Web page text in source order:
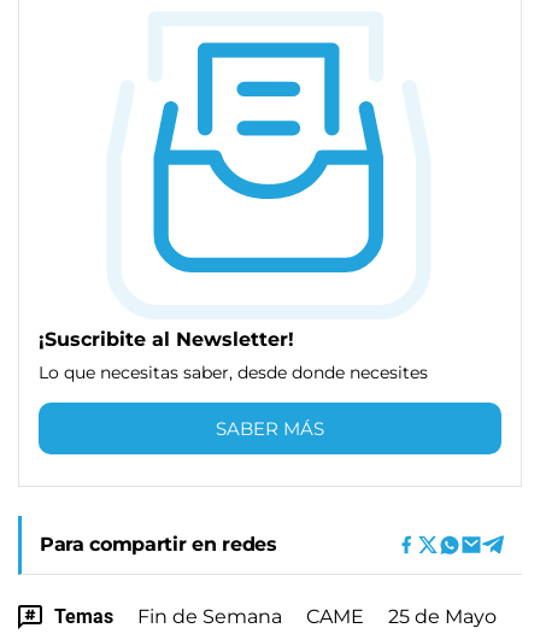
¡Suscribite al Newsletter!
Lo que necesitas saber, desde donde necesites
SABER MÁS
Para compartir en redes
Temas Fin de Semana CAME 25 de Mayo